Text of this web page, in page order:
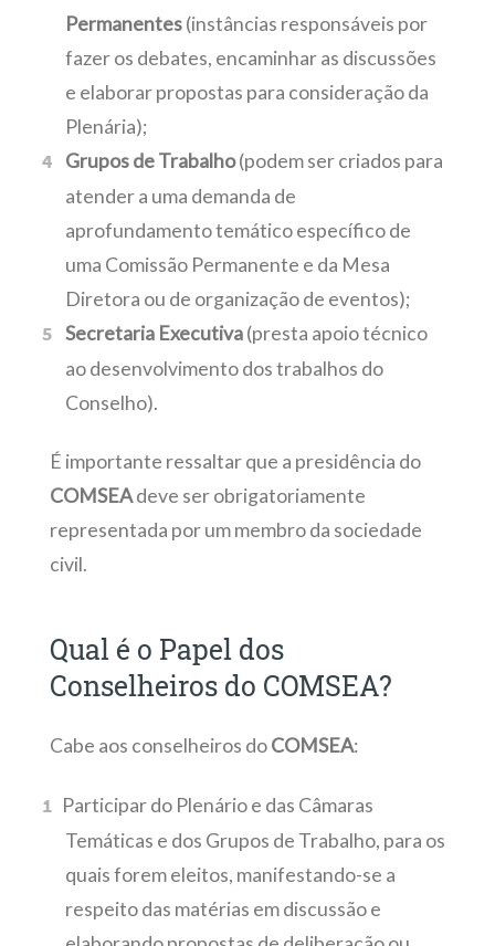
Permanentes(instâncias responsáveis por
fazer os debates, encaminhar as discussões
e elaborar propostas para consideração da
Plenária);
Grupos de Trabalho(podem ser criados para
atender a uma demanda de
aprofundamento temático específico de
uma Comissão Permanente e da Mesa
Diretora ou de organização de eventos);
Secretaria Executiva(presta apoio técnico
ao desenvolvimento dos trabalhos do
Conselho).
É importante ressaltar que a presidência do
COMSEAdeve ser obrigatoriamente
representada por um membro da sociedade
civil.
Qual é o Papel dos
Conselheiros do COMSEA?
Cabe aos conselheiros doCOMSEA:
Participar do Plenário e das Câmaras
Temáticas e dos Grupos de Trabalho, para os
quais forem eleitos, manifestando-se a
respeito das matérias em discussão e